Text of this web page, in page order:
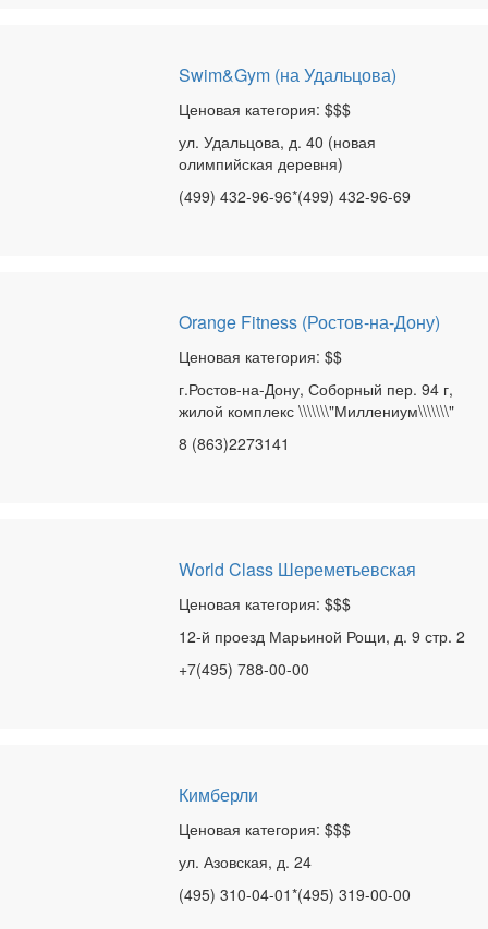
Swim&Gym (на Удальцова)
Ценовая категория: $$$
ул. Удальцова, д. 40 (новая
олимпийская деревня)
(499) 432-96-96*(499) 432-96-69
Orange Fitness (Ростов-на-Дону)
Ценовая категория: $$
г.Ростов-на-Дону, Соборный пер. 94 г,
жилой комплекс \\\\\\\"Миллениум\\\\\\\"
8 (863)2273141
World Class Шереметьевская
Ценовая категория: $$$
12-й проезд Марьиной Рощи, д. 9 стр. 2
+7(495) 788-00-00
Кимберли
Ценовая категория: $$$
ул. Азовская, д. 24
(495) 310-04-01*(495) 319-00-00